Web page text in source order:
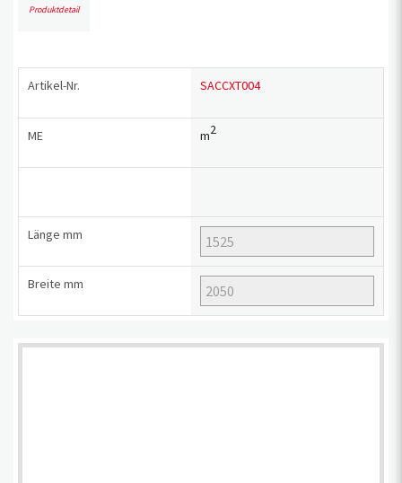
Produktdetail
Artikel-Nr.
ME
Länge mm
Breite mm
SACCXT004
m2